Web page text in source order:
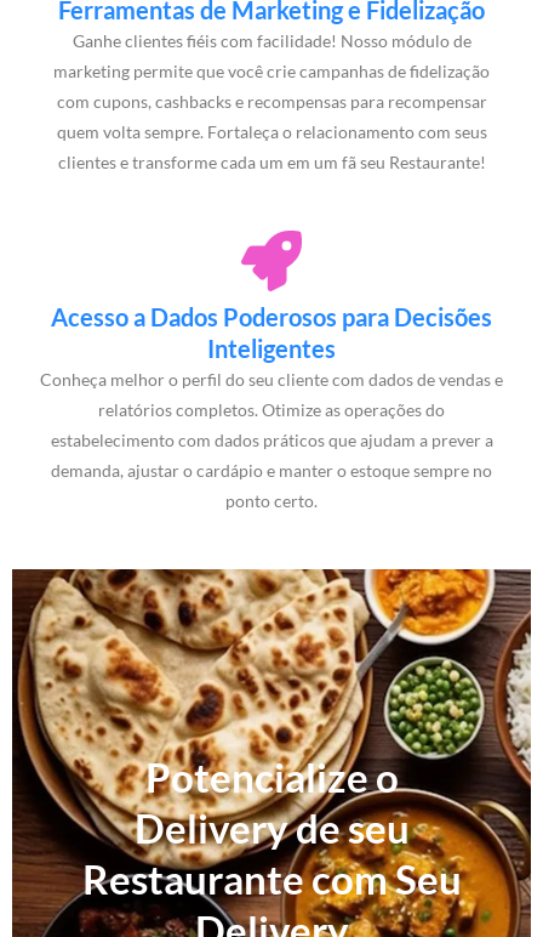
Ferramentas de Marketing e Fidelização
Ganhe clientes fiéis com facilidade! Nosso módulo de
marketing permite que você crie campanhas de fidelização
com cupons, cashbacks e recompensas para recompensar
quem volta sempre. Fortaleça o relacionamento com seus
clientes e transforme cada um em um fã seu Restaurante!
Acesso a Dados Poderosos para Decisões
Inteligentes
Conheça melhor o perfil do seu cliente com dados de vendas e
relatórios completos. Otimize as operações do
estabelecimento com dados práticos que ajudam a prever a
demanda, ajustar o cardápio e manter o estoque sempre no
ponto certo.
Potencialize o
Delivery de seu
Restaurante com Seu